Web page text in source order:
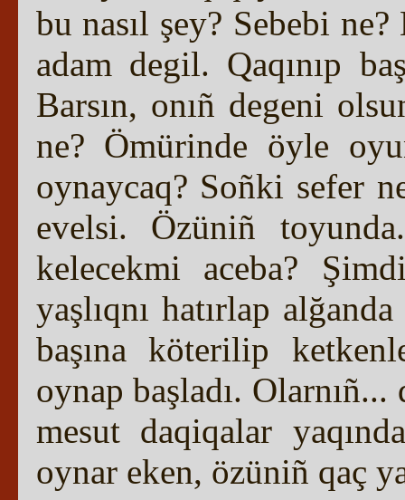
bu nasıl şey? Sebebi
adam degil. Qaqınıp
Barsın, onıñ degeni
ne? Ömürinde öyle
oynaycaq? Soñki sefer
evelsi. Özüniñ
kelecekmi aceba?
yaşlıqnı hatırlap
başına köterilip
oynap başladı.
mesut daqiqalar
oynar eken, özüniñ qaç